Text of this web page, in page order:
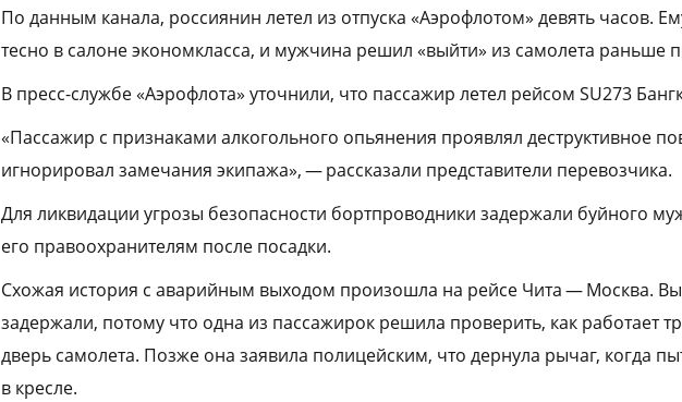
По данным канала, россиянин летел из отпуска «Аэрофлотом» девять часов.
тесно в салоне экономкласса, и мужчина решил «выйти» из самолета раньше
В пресс-службе «Аэрофлота» уточнили, что пассажир летел рейсом SU273
«Пассажир с признаками алкогольного опьянения проявлял деструктивное
игнорировал замечания экипажа», — рассказали представители перевозчика.
Для ликвидации угрозы безопасности бортпроводники задержали буйного
его правоохранителям после посадки.
Схожая история с аварийным выходом произошла на рейсе Чита — Москва.
задержали, потому что одна из пассажирок решила проверить, как работает
дверь самолета. Позже она заявила полицейским, что дернула рычаг, когда
в кресле.